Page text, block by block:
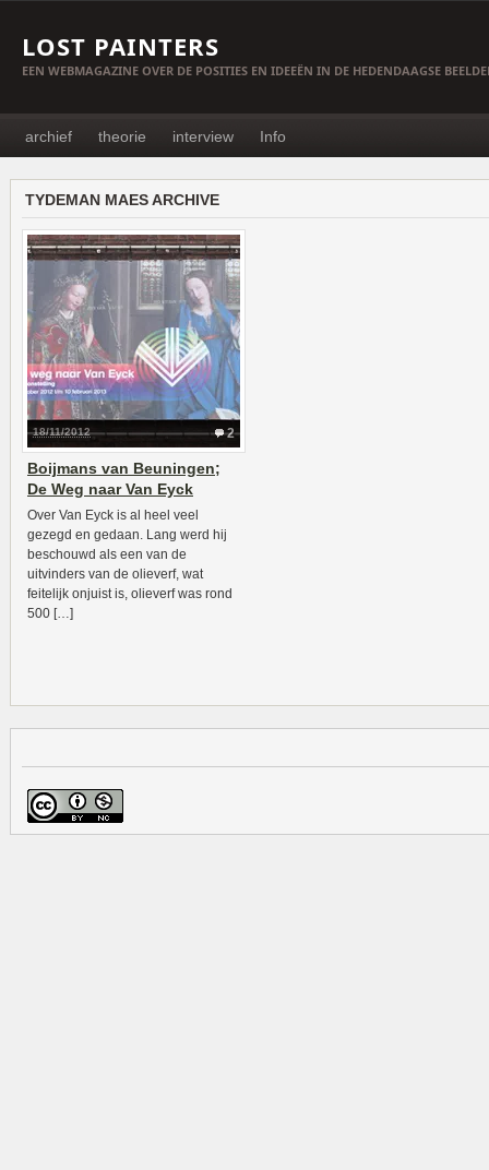
LOST PAINTERS
EEN WEBMAGAZINE OVER DE POSITIES EN IDEEËN IN DE HEDENDAAGSE
archief theorie interview Info
TYDEMAN MAES ARCHIVE
2
18/11/2012
Boijmans van Beuningen;
De Weg naar Van Eyck
Over Van Eyck is al heel veel
gezegd en gedaan. Lang werd hij
beschouwd als een van de
uitvinders van de olieverf, wat
feitelijk onjuist is, olieverf was rond
500 […]